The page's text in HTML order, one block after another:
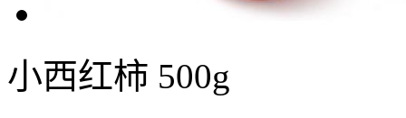
小西红柿 500g